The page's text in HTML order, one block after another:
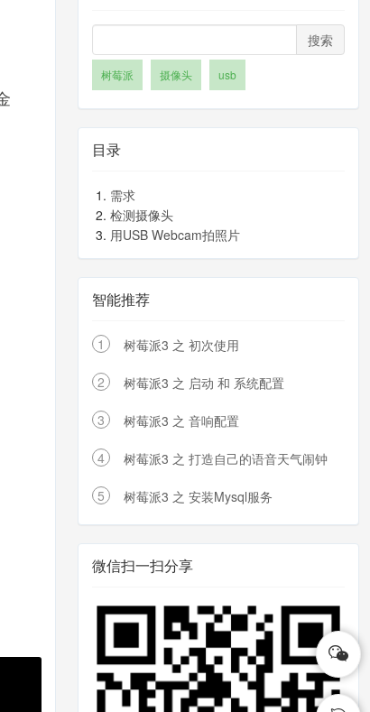
搜索
树莓派 摄像头 usb
目录
需求
检测摄像头
用USB Webcam拍照片
智能推荐
1 树莓派3 之 初次使用
2 树莓派3 之 启动 和 系统配置
3 树莓派3 之 音响配置
4 树莓派3 之 打造自己的语音天气闹钟
5 树莓派3 之 安装Mysql服务
微信扫一扫分享